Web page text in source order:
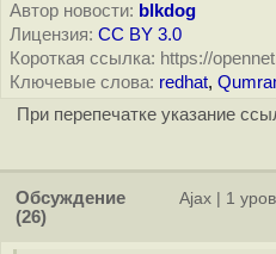
Автор новости: blkdog
Лицензия: CC BY 3.0
Короткая ссылка: https://
Ключевые слова: redhat,
При перепечатке указание
Обсуждение
(26)
Ajax 1